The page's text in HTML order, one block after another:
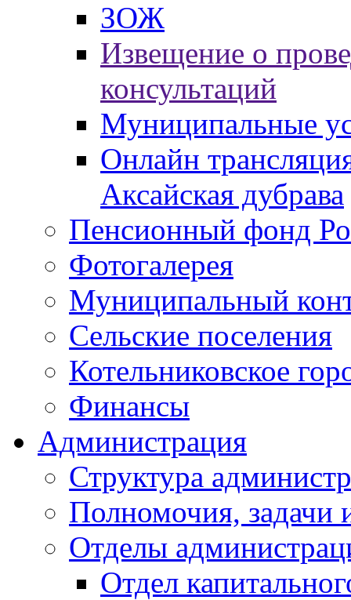
ЗОЖ
Извещение о
консультаций
Муниципальные
Онлайн
Аксайская дубрава
Пенсионный фонд
Фотогалерея
Муниципальный
Сельские поселения
Котельниковское
Финансы
Администрация
Структура
Полномочия, задачи
Отделы
Отдел